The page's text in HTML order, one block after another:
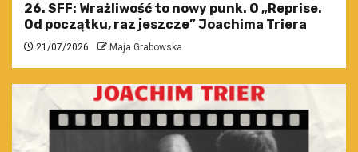
26. SFF: Wrażliwość to nowy punk. O „Reprise.
Od początku, raz jeszcze” Joachima Triera
21/07/2026 Maja Grabowska